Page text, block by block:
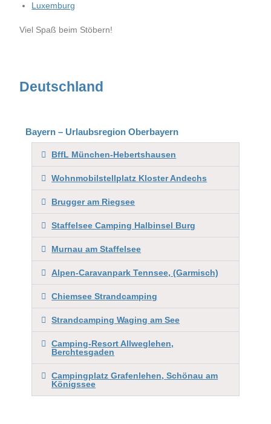
Luxemburg
Viel Spaß beim Stöbern!
Deutschland
Bayern – Urlaubsregion Oberbayern
BffL München-Hebertshausen
Wohnmobilstellplatz Kloster Andechs
Brugger am Riegsee
Staffelsee Camping Halbinsel Burg
Murnau am Staffelsee
Alpen-Caravanpark Tennsee, (Garmisch)
Chiemsee Strandcamping
Strandcamping Waging am See
Camping-Resort Allweglehen,
Berchtesgaden
Campingplatz Grafenlehen, Schönau am
Königssee